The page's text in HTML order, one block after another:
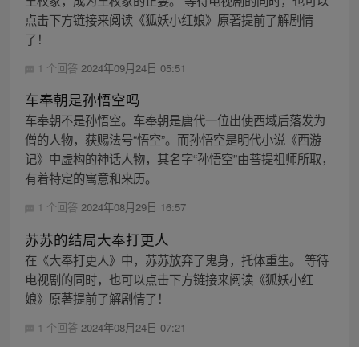
点击下方链接来阅读《狐妖小红娘》原著提前了解剧情
了！
1 个回答 2024年09月24日 05:51
车奉朝是孙悟空吗
车奉朝不是孙悟空。车奉朝是唐代一位出使西域后落发为
僧的人物，获赐法号“悟空”。而孙悟空是明代小说《西游
记》中虚构的神话人物，其名字“孙悟空”由菩提祖师所取，
有着特定的寓意和来历。
1 个回答 2024年08月29日 16:57
苏苏的结局大奉打更人
在《大奉打更人》中，苏苏放弃了鬼身，托体重生。 等待
电视剧的同时，也可以点击下方链接来阅读《狐妖小红
娘》原著提前了解剧情了！
1 个回答 2024年08月24日 07:21